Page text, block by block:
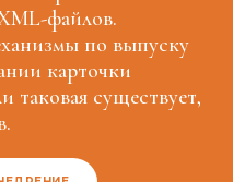
файлов.
по выпуску
карточки
таковая существует,